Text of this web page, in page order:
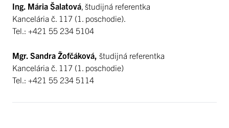
Ing. Mária Šalatová , študijná referentka
Kancelária č. 117 (1. poschodie).
Tel.: +421 55 234 5104
Mgr. Sandra Žofčáková, študijná referentka
Kancelária č. 117 (1. poschodie)
Tel.: +421 55 234 5114